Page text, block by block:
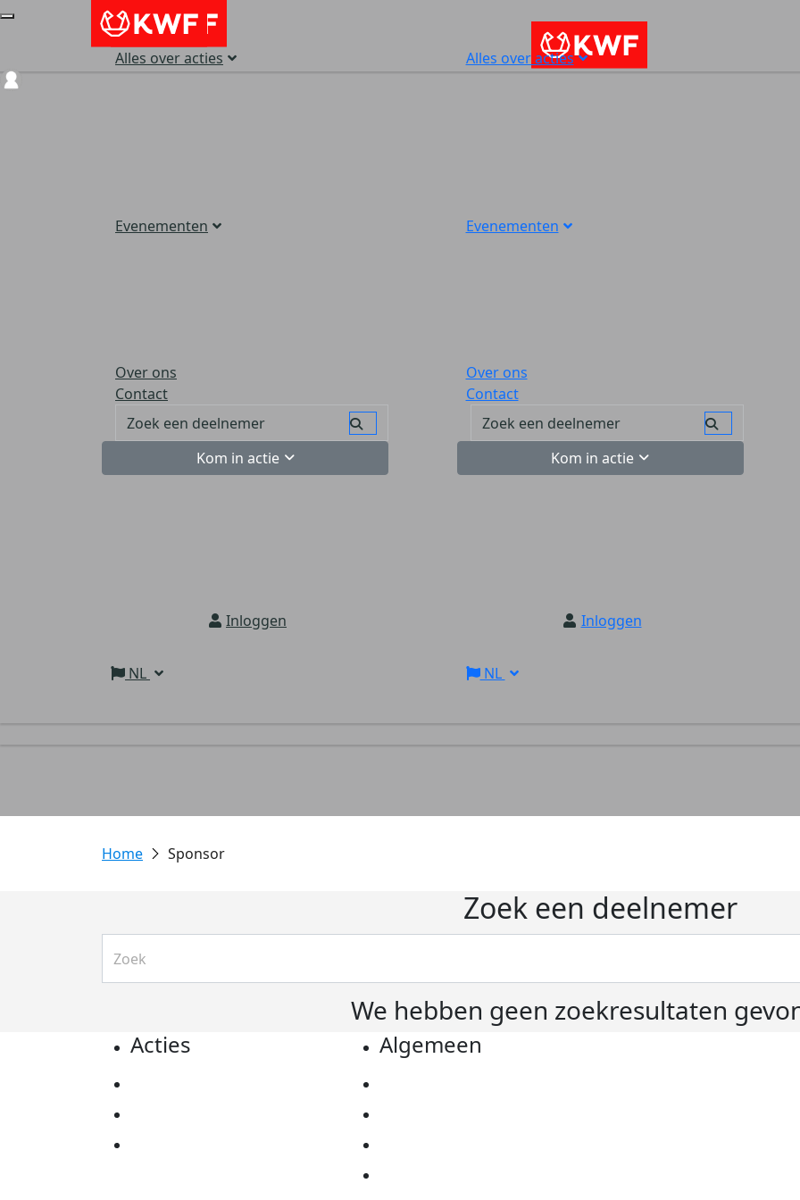
Alles over acties
Evenementen
Over ons
Contact
Kom in actie
Inloggen
NL
Alles over acties
Evenementen
Over ons
Contact
Kom in actie
Inloggen
NL
Sponsor
Zoek een deelnemer
We hebben geen zoekresultaten
Acties Algemeen